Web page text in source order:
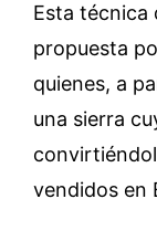
Esta técnica
propuesta
quienes, a
una sierra
vendidos en